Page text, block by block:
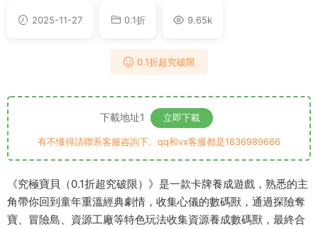
2025-11-27 0.1折 9.65k
0.1折超究破限
下載地址1 立即下載
有不懂得請聯系客服咨詢下。qq和vx客服都是1836989666
《究極寶貝（0.1折超究破限）》是一款卡牌養成遊戲，熟悉的主
角帶你回到童年重溫經典劇情，收集心儀的數碼獸，通過探險奪
寶、冒險島、資源工廠等特色玩法收集資源養成數碼獸，最終合